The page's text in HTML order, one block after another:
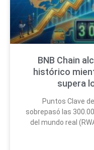
BNB Chain
histórico
supera
Puntos Clave
sobrepasó las
del mundo real